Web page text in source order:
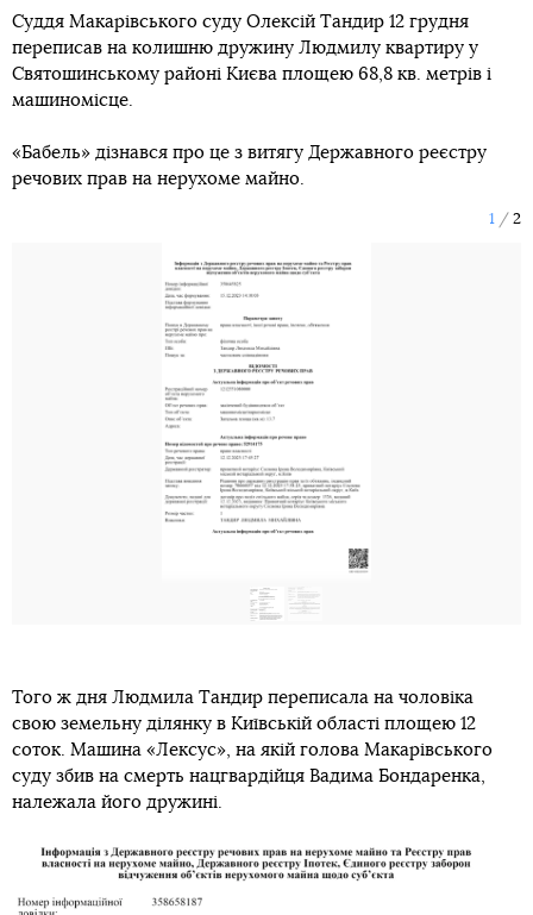
Суддя Макарівського суду Олексій Тандир 12 грудня
переписав на колишню дружину Людмилу квартиру у
Святошинському районі Києва площею 68,8 кв. метрів і
машиномісце.
«Бабель» дізнався про це з витягу Державного реєстру
речових прав на нерухоме майно.
1 2
Того ж дня Людмила Тандир переписала на чоловіка
свою земельну ділянку в Київській області площею 12
соток. Машина «Лексус», на якій голова Макарівського
суду збив на смерть нацгвардійця Вадима Бондаренка,
належала його дружині.